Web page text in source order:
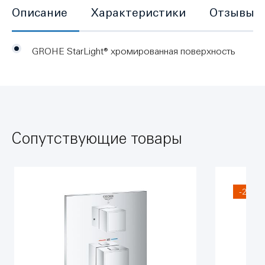
Описание
GROHE StarLight® хромированная поверхность
Характеристики Отзывы
Сопутствующие товары
-20%